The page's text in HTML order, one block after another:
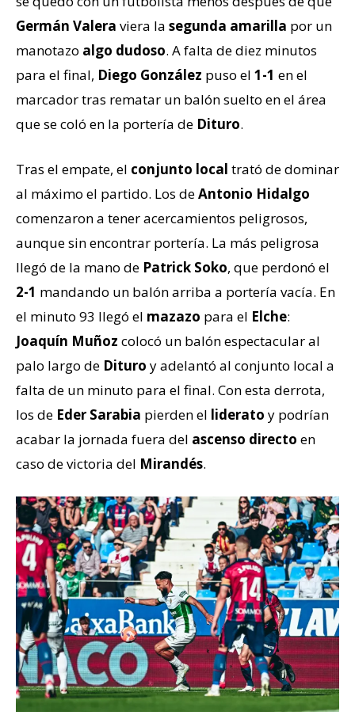
Germán Valera viera la segunda amarilla por un
manotazo algo dudoso. A falta de diez minutos
para el final, Diego González puso el 1-1 en el
marcador tras rematar un balón suelto en el área
que se coló en la portería de Dituro.
Tras el empate, el conjunto local trató de dominar
al máximo el partido. Los deAntonio Hidalgo
comenzaron a tener acercamientos peligrosos,
aunque sin encontrar portería. La más peligrosa
llegó de la mano de Patrick Soko, que perdonó el
2-1 mandando un balón arriba a portería vacía. En
el minuto 93 llegó el mazazo para el Elche:
Joaquín Muñoz colocó un balón espectacular al
palo largo de Dituro y adelantó al conjunto local a
falta de un minuto para el final. Con esta derrota,
los de Eder Sarabia pierden el liderato y podrían
acabar la jornada fuera del ascenso directo en
caso de victoria del Mirandés.